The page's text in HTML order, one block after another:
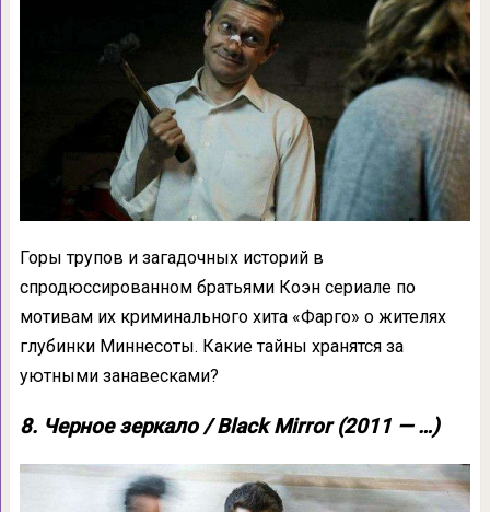
Горы трупов и загадочных историй в
спродюссированном братьями Коэн сериале по
мотивам их криминального хита «Фарго» о жителях
глубинки Миннесоты. Какие тайны хранятся за
уютными занавесками?
8. Черное зеркало / Black Mirror (2011 — …)